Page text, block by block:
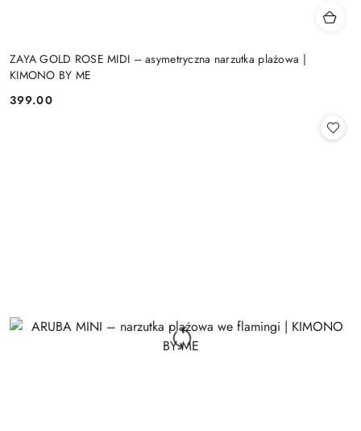
ZAYA GOLD ROSE MIDI – asymetryczna narzutka plażowa |
KIMONO BY ME
Cena:
399.00